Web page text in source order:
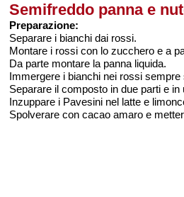
Semifreddo panna e
Preparazione:
Separare i bianchi dai rossi.
Montare i rossi con lo zucchero e a
Da parte montare la panna liquida.
Immergere i bianchi nei rossi
Separare il composto in due parti e
Inzuppare i Pavesini nel latte e
Spolverare con cacao amaro e